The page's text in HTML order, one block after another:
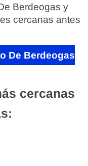
Berdeogas y
cercanas antes
De Berdeogas
cercanas